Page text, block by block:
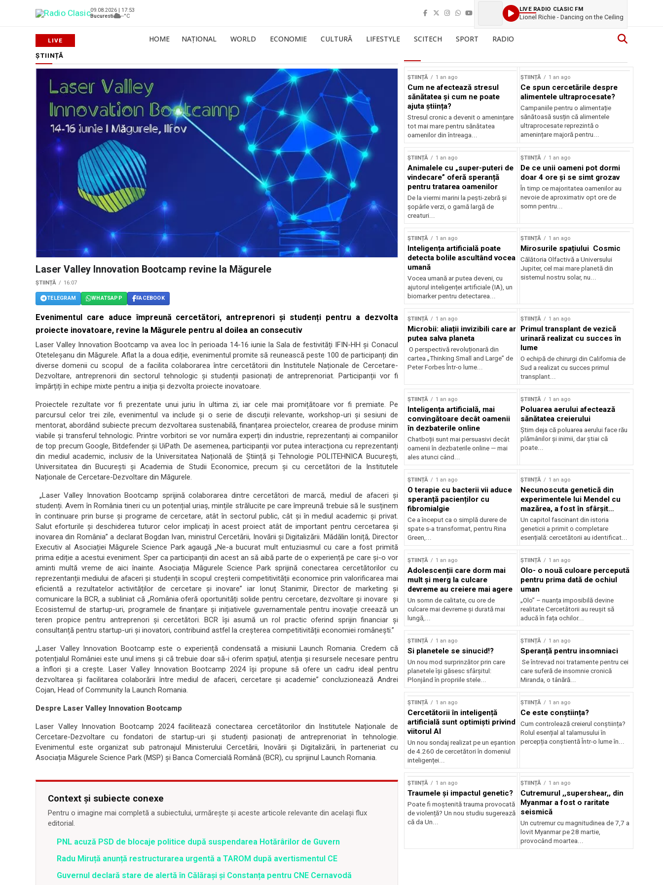
09.08.2026 | 17:53
Bucuresti
--°C
LIVE RADIO CLASIC FM
Lionel Richie - Dancing on the Ceiling
HOME NAȚIONAL WORLD ECONOMIE CULTURĂ LIFESTYLE SCITECH SPORT RADIO
ȘTIINȚĂ
Laser Valley Innovation Bootcamp revine la Măgurele
ȘTIINȚĂ 16:07
TELEGRAM WHATSAPP FACEBOOK
Evenimentul care aduce împreună cercetători, antreprenori și studenți pentru a dezvolta
proiecte inovatoare, revine la Măgurele pentru al doilea an consecutiv
Laser Valley Innovation Bootcamp va avea loc în perioada 14-16 iunie la Sala de festivități IFIN-HH și Conacul
Oteteleșanu din Măgurele. Aflat la a doua ediție, evenimentul promite să reunească peste 100 de participanți din
diverse domenii cu scopul de a facilita colaborarea între cercetătorii din Institutele Naționale de Cercetare-
Dezvoltare, antreprenorii din sectorul tehnologic și studenții pasionați de antreprenoriat. Participanții vor fi
împărțiți în echipe mixte pentru a iniția și dezvolta proiecte inovatoare.
Proiectele rezultate vor fi prezentate unui juriu în ultima zi, iar cele mai promițătoare vor fi premiate. Pe
parcursul celor trei zile, evenimentul va include și o serie de discuții relevante, workshop-uri și sesiuni de
mentorat, abordând subiecte precum dezvoltarea sustenabilă, finanțarea proiectelor, crearea de produse minim
viabile și transferul tehnologic. Printre vorbitori se vor număra experți din industrie, reprezentanți ai companiilor
de top precum Google, Bitdefender și UiPath. De asemenea, participanții vor putea interacționa cu reprezentanți
din mediul academic, inclusiv de la Universitatea Națională de Știință și Tehnologie POLITEHNICA București,
Universitatea din București și Academia de Studii Economice, precum și cu cercetători de la Institutele
Naționale de Cercetare-Dezvoltare din Măgurele.
„Laser Valley Innovation Bootcamp sprijină colaborarea dintre cercetători de marcă, mediul de afaceri și
studenți. Avem în România tineri cu un potențial uriaș, mințile strălucite pe care împreună trebuie să le susținem
în continuare prin burse și programe de cercetare, atât în sectorul public, cât și în mediul academic și privat.
Salut eforturile și deschiderea tuturor celor implicați în acest proiect atât de important pentru cercetarea și
inovarea din România” a declarat Bogdan Ivan, ministrul Cercetării, Inovării și Digitalizării. Mădălin Ioniță, Director
Executiv al Asociației Măgurele Science Park agaugă „Ne-a bucurat mult entuziasmul cu care a fost primită
prima ediție a acestui eveniment. Sper ca participanții din acest an să aibă parte de o experiență pe care și-o vor
aminti multă vreme de aici înainte. Asociația Măgurele Science Park sprijină conectarea cercetătorilor cu
reprezentanții mediului de afaceri și studenții în scopul creșterii competitivității economice prin valorificarea mai
eficientă a rezultatelor activităților de cercetare și inovare” iar Ionuț Stanimir, Director de marketing și
comunicare la BCR, a subliniat că „România oferă oportunități solide pentru cercetare, dezvoltare și inovare și
Ecosistemul de startup-uri, programele de finanțare și inițiativele guvernamentale pentru inovație creează un
teren propice pentru antreprenori și cercetători. BCR își asumă un rol practic oferind sprijin financiar și
consultanță pentru startup-uri și inovatori, contribuind astfel la creșterea competitivității economiei românești.”
„Laser Valley Innovation Bootcamp este o experiență condensată a misiunii Launch Romania. Credem că
potențialul României este unul imens și că trebuie doar să-i oferim spațiul, atenția și resursele necesare pentru
a înflori și a crește. Laser Valley Innovation Bootcamp 2024 își propune să ofere un cadru ideal pentru
dezvoltarea și facilitarea colaborării între mediul de afaceri, cercetare și academie” concluzionează Andrei
Cojan, Head of Community la Launch Romania.
Despre Laser Valley Innovation Bootcamp
Laser Valley Innovation Bootcamp 2024 facilitează conectarea cercetătorilor din Institutele Naționale de
Cercetare-Dezvoltare cu fondatori de startup-uri și studenți pasionați de antreprenoriat în tehnologie.
Evenimentul este organizat sub patronajul Ministerului Cercetării, Inovării și Digitalizării, în parteneriat cu
Asociația Măgurele Science Park (MSP) și Banca Comercială Română (BCR), cu sprijinul Launch Romania.
Context și subiecte conexe
Pentru o imagine mai completă a subiectului, urmărește și aceste articole relevante din același flux
editorial.
PNL acuză PSD de blocaje politice după suspendarea Hotărârilor de Guvern
Radu Miruță anunță restructurarea urgentă a TAROM după avertismentul CE
Guvernul declară stare de alertă în Călărași și Constanța pentru CNE Cernavodă
ȘTIINȚĂ 1 an ago
Cum ne afectează stresul
sănătatea și cum ne poate
ajuta știința?
Stresul cronic a devenit o amenințare
tot mai mare pentru sănătatea
oamenilor din întreaga...
ȘTIINȚĂ 1 an ago
Ce spun cercetările despre
alimentele ultraprocesate?
Campaniile pentru o alimentație
sănătoasă susțin că alimentele
ultraprocesate reprezintă o
amenințare majoră pentru...
ȘTIINȚĂ 1 an ago
Animalele cu „super-puteri de
vindecare” oferă speranță
pentru tratarea oamenilor
De la viermi marini la pești-zebră și
șopârle verzi, o gamă largă de
creaturi...
ȘTIINȚĂ 1 an ago
De ce unii oameni pot dormi
doar 4 ore și se simt grozav
În timp ce majoritatea oamenilor au
nevoie de aproximativ opt ore de
somn pentru...
ȘTIINȚĂ 1 an ago
Inteligența artificială poate
detecta bolile ascultând vocea
umană
Vocea umană ar putea deveni, cu
ajutorul inteligenței artificiale (IA), un
biomarker pentru detectarea...
ȘTIINȚĂ 1 an ago
Mirosurile spațiului Cosmic
Călătoria Olfactivă a Universului
Jupiter, cel mai mare planetă din
sistemul nostru solar, nu...
ȘTIINȚĂ 1 an ago
Microbii: aliații invizibili care ar
putea salva planeta
O perspectivă revoluționară din
cartea „Thinking Small and Large” de
Peter Forbes Într-o lume...
ȘTIINȚĂ 1 an ago
Primul transplant de vezică
urinară realizat cu succes în
lume
O echipă de chirurgi din California de
Sud a realizat cu succes primul
transplant...
ȘTIINȚĂ 1 an ago
Inteligența artificială, mai
convingătoare decât oamenii
în dezbaterile online
Chatboții sunt mai persuasivi decât
oamenii în dezbaterile online — mai
ales atunci când...
ȘTIINȚĂ 1 an ago
Poluarea aerului afectează
sănătatea creierului
Știm deja că poluarea aerului face rău
plămânilor și inimii, dar știai că
poate...
ȘTIINȚĂ 1 an ago
O terapie cu bacterii vii aduce
speranță pacienților cu
fibromialgie
Ce a început ca o simplă durere de
spate s-a transformat, pentru Rina
Green,...
ȘTIINȚĂ 1 an ago
Necunoscuta genetică din
experimentele lui Mendel cu
mazărea, a fost în sfârșit
rezolvară
Un capitol fascinant din istoria
geneticii a primit o completare
esențială: cercetătorii au identificat...
ȘTIINȚĂ 1 an ago
Adolescenții care dorm mai
mult și merg la culcare
devreme au creiere mai agere
Un somn de calitate, cu ore de
culcare mai devreme și durată mai
lungă,...
ȘTIINȚĂ 1 an ago
Olo- o nouă culoare percepută
pentru prima dată de ochiul
uman
„Olo” – nuanța imposibilă devine
realitate Cercetătorii au reușit să
aducă în fața ochilor...
ȘTIINȚĂ 1 an ago
Si planetele se sinucid!?
Un nou mod surprinzător prin care
planetele își găsesc sfârșitul:
Plonjând în propriile stele...
ȘTIINȚĂ 1 an ago
Speranță pentru insomniaci
Se întrevad noi tratamente pentru cei
care suferă de insomnie cronică
Miranda, o tânără...
ȘTIINȚĂ 1 an ago
Cercetătorii în inteligență
artificială sunt optimiști privind
viitorul AI
Un nou sondaj realizat pe un eșantion
de 4.260 de cercetători în domeniul
inteligenței...
ȘTIINȚĂ 1 an ago
Ce este conștiința?
Cum controlează creierul conștiința?
Rolul esențial al talamusului în
percepția conștientă Într-o lume în...
ȘTIINȚĂ 1 an ago
Traumele și impactul genetic?
Poate fi moștenită trauma provocată
de violență? Un nou studiu sugerează
că da Un...
ȘTIINȚĂ 1 an ago
Cutremurul ,,supershear,, din
Myanmar a fost o raritate
seismică
Un cutremur cu magnitudinea de 7,7 a
lovit Myanmar pe 28 martie,
provocând moartea...